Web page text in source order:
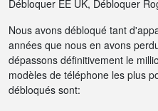
Débloquer EE UK, Débloquer
Nous avons débloqué tant
années que nous en avons
dépassons définitivement le
modèles de téléphone les plus
débloqués sont: